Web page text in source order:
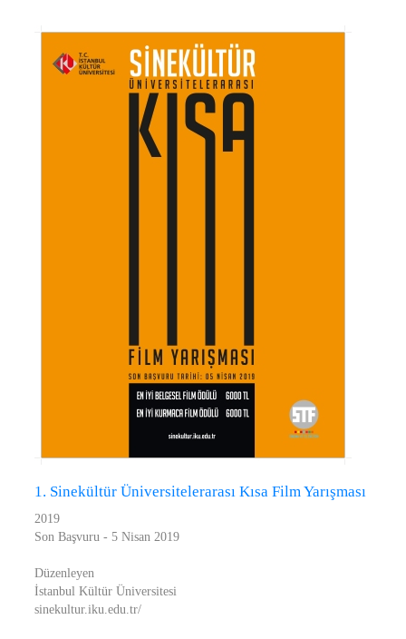
1. Sinekültür Üniversitelerarası Kısa Film Yarışması
2019
Son Başvuru - 5 Nisan 2019
Düzenleyen
İstanbul Kültür Üniversitesi
sinekultur.iku.edu.tr/